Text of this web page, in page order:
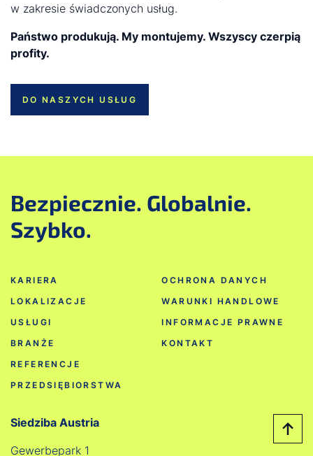
w zakresie świadczonych usług.
Państwo produkują. My montujemy. Wszyscy czerpią
profity.
DO NASZYCH USŁUG
Bezpiecznie. Globalnie.
Szybko.
KARIERA
LOKALIZACJE
USŁUGI
BRANŻE
REFERENCJE
PRZEDSIĘBIORSTWA
OCHRONA DANYCH
WARUNKI HANDLOWE
INFORMACJE PRAWNE
KONTAKT
Siedziba Austria
Gewerbepark 1